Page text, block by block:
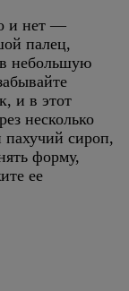
и нет —
палец,
в небольшую
и в этот
несколько
пахучий сироп,
форму,
ее